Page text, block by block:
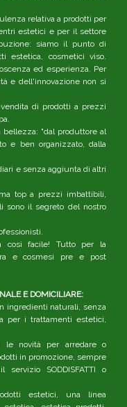
relativa a prodotti per
estetici e per il settore
siamo il punto di
estetica, cosmetici viso.
ed esperienza. Per
e dell'innovazione non si
di prodotti a prezzi
bellezza: "dal produttore al
e ben organizzato, dalla
e senza aggiunta di altri
top a prezzi imbattibili,
sono il segreto del nostro
così facile! Tutto per la
e cosmesi pre e post
E DOMICILIARE:
ingredienti naturali, senza
per i trattamenti estetici,
le novità per arredare o
in promozione, sempre
SODDISFATTI o
estetici, una linea